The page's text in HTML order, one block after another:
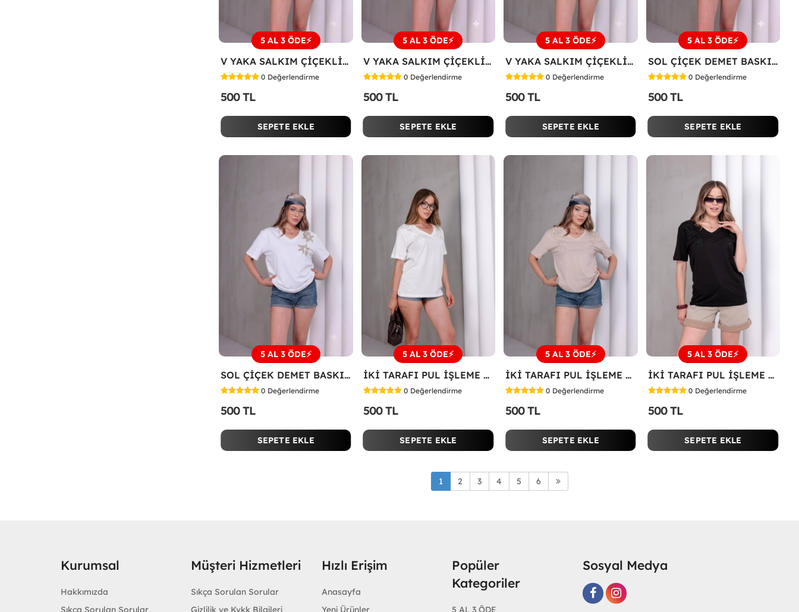
5 AL 3 ÖDE⚡
V YAKA SALKIM ÇİÇEKLİ TİŞÖRT Siyah
0 Değerlendirme
500 TL
SEPETE EKLE
5 AL 3 ÖDE⚡
V YAKA SALKIM ÇİÇEKLİ TİŞÖRT Beyaz
0 Değerlendirme
500 TL
SEPETE EKLE
5 AL 3 ÖDE⚡
V YAKA SALKIM ÇİÇEKLİ TİŞÖRT Pembe
0 Değerlendirme
500 TL
SEPETE EKLE
5 AL 3 ÖDE⚡
SOL ÇİÇEK DEMET BASKILI TİŞÖRT Pembe
0 Değerlendirme
500 TL
SEPETE EKLE
5 AL 3 ÖDE⚡
SOL ÇİÇEK DEMET BASKILI TİŞÖRT Beyaz
0 Değerlendirme
500 TL
SEPETE EKLE
5 AL 3 ÖDE⚡
İKİ TARAFI PUL İŞLEME ÇİÇEKLİ TİŞÖRT Beyaz
0 Değerlendirme
500 TL
SEPETE EKLE
5 AL 3 ÖDE⚡
İKİ TARAFI PUL İŞLEME ÇİÇEKLİ TİŞÖRT Bej
0 Değerlendirme
500 TL
SEPETE EKLE
5 AL 3 ÖDE⚡
İKİ TARAFI PUL İŞLEME ÇİÇEKLİ TİŞÖRT Siyah
0 Değerlendirme
500 TL
SEPETE EKLE
1 2 3 4 5 6
Kurumsal
Hakkımızda
Sıkça Sorulan Sorular
Müşteri Hizmetleri
Sıkça Sorulan Sorular
Gizlilik ve Kvkk Bilgileri
Hızlı Erişim
Anasayfa
Yeni Ürünler
Popüler
Kategoriler
5 AL 3 ÖDE
Sosyal Medya